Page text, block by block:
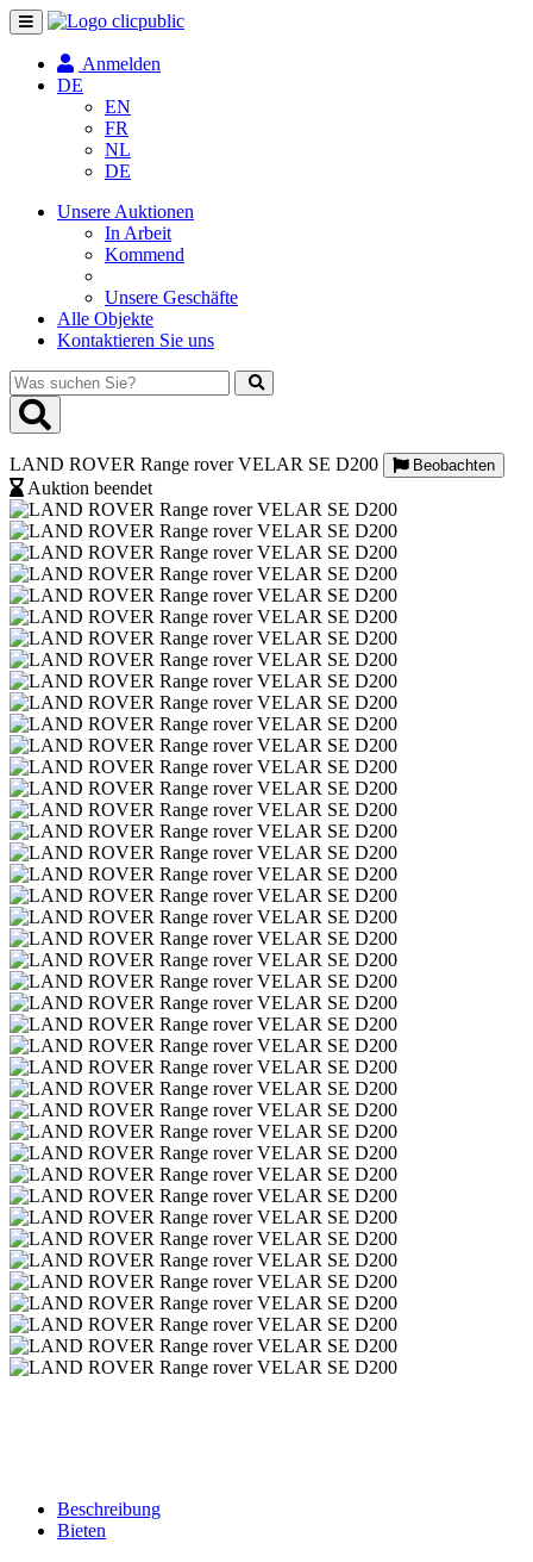
Navigation
umschalten
Anmelden
DE
EN
FR
NL
DE
Unsere Auktionen
In Arbeit
Kommend
Unsere Geschäfte
Alle Objekte
Kontaktieren Sie uns
Was
suchen
Sie?
LAND ROVER Range rover VELAR SE D200 Beobachten
Auktion beendet
Beschreibung
Bieten